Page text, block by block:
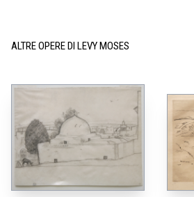
ALTRE OPERE DI LEVY MOSES